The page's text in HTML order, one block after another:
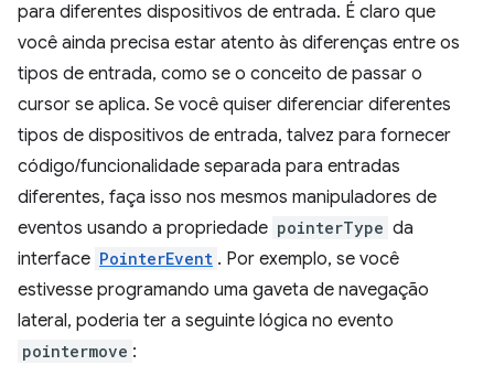
para diferentes dispositivos de entrada. É claro que
você ainda precisa estar atento às diferenças entre os
tipos de entrada, como se o conceito de passar o
cursor se aplica. Se você quiser diferenciar diferentes
tipos de dispositivos de entrada, talvez para fornecer
código/funcionalidade separada para entradas
diferentes, faça isso nos mesmos manipuladores de
eventos usando a propriedade pointerType da
interface PointerEvent . Por exemplo, se você
estivesse programando uma gaveta de navegação
lateral, poderia ter a seguinte lógica no evento
pointermove :